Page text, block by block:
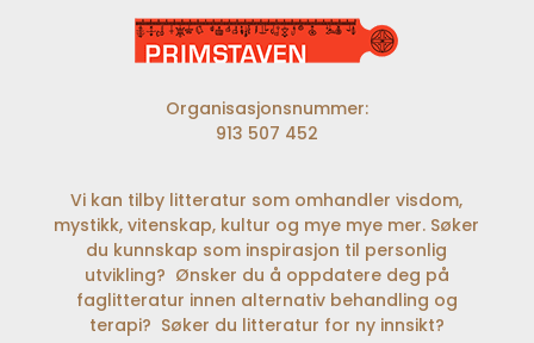
Organisasjonsnummer:
913 507 452
Vi kan tilby litteratur som omhandler visdom,
mystikk, vitenskap, kultur og mye mye mer. Søker
du kunnskap som inspirasjon til personlig
utvikling? Ønsker du å oppdatere deg på
faglitteratur innen alternativ behandling og
terapi? Søker du litteratur for ny innsikt?